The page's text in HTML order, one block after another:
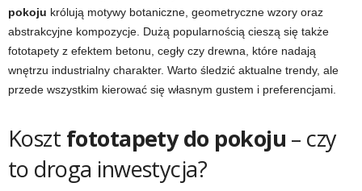
pokoju królują motywy botaniczne, geometryczne wzory oraz
abstrakcyjne kompozycje. Dużą popularnością cieszą się także
fototapety z efektem betonu, cegły czy drewna, które nadają
wnętrzu industrialny charakter. Warto śledzić aktualne trendy, ale
przede wszystkim kierować się własnym gustem i preferencjami.
Koszt fototapety do pokoju – czy
to droga inwestycja?